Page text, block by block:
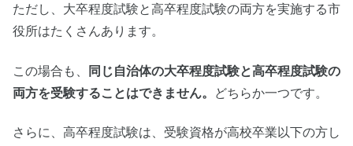
ただし、大卒程度試験と高卒程度試験の両方を実施する市
役所はたくさんあります。
この場合も、
同じ自治体の大卒程度試験と高卒程度試験の
両方を受験することはできません。
どちらか一つです。
さらに、高卒程度試験は、受験資格が高校卒業以下の方し